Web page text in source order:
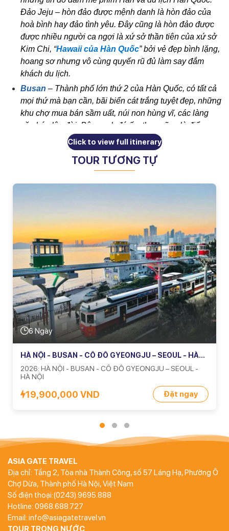
Đảo Jeju – hòn đảo được mệnh danh là hòn đảo của
hoà bình hay đảo tình yêu. Đây cũng là hòn đảo được
được nhiều người ca ngợi là xứ sở thần tiên của xứ sở
Kim Chi, “Hawaii của Hàn Quốc” bởi vẻ đẹp bình lặng,
hoang sơ nhưng vô cùng quyến rũ đủ làm say đắm
khách du lịch.
Busan – Thành phố lớn thứ 2 của Hàn Quốc, có tất cả
mọi thứ mà bạn cần, bãi biển cát trắng tuyệt đẹp, những
khu chợ mua bán sầm uất, núi non hùng vĩ, các làng
văn hóa lâu đời. Bên cạnh đó ấm thực cũng là điểm
nhấn ấn tượng khó quên của thành phố cảng này.
Click to view full itinerary
TOUR TƯƠNG TỰ
6 Ngày
HÀ NỘI - BUSAN - CỐ ĐÔ GYEONGJU – SEOUL - HÀ
2026: HÀ NỘI - BUSAN - CỐ ĐÔ GYEONGJU – SEOUL -
HÀ NỘI
19,900,000 VND Đặt ngay
ASIA GATE TRAVEL
Địa chỉ: Tầng 2, Tòa nhà Thành Công, số 57 Láng Hạ, Phường Ô
Chợ Dừa, Thành phố Hà Nội, Việt Nam
Số điện thoại:(0243).9695.888
Hotline: 0968.688.727
Email: info@asiagatetravel.vn
TOUR TRONG NƯỚC